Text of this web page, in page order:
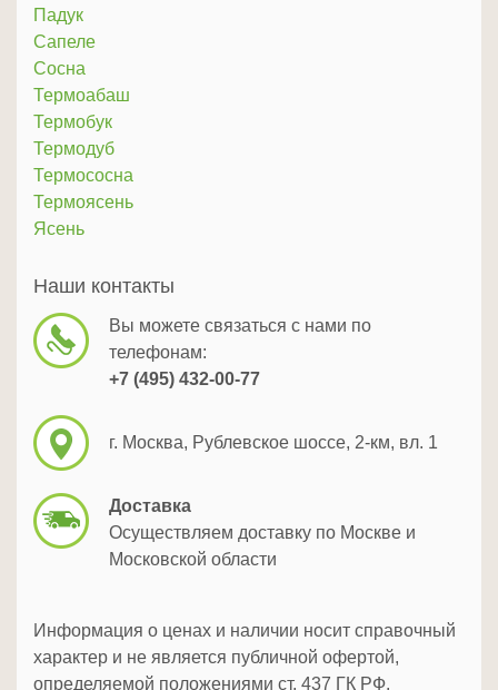
Падук
Сапеле
Сосна
Термоабаш
Термобук
Термодуб
Термососна
Термоясень
Ясень
Наши контакты
Вы можете связаться с нами по
телефонам:
+7 (495) 432-00-77
г. Москва, Рублевское шоссе, 2-км, вл. 1
Доставка
Осуществляем доставку по Москве и
Московской области
Информация о ценах и наличии носит справочный
характер и не является публичной офертой,
определяемой положениями ст. 437 ГК РФ.